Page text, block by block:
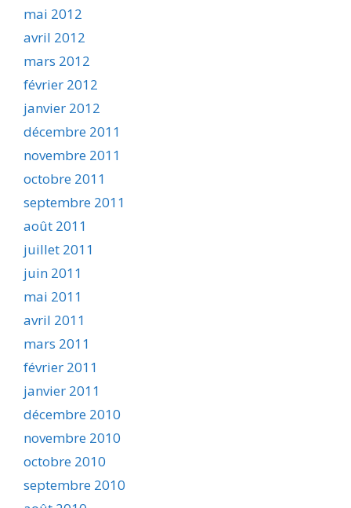
mai 2012
avril 2012
mars 2012
février 2012
janvier 2012
décembre 2011
novembre 2011
octobre 2011
septembre 2011
août 2011
juillet 2011
juin 2011
mai 2011
avril 2011
mars 2011
février 2011
janvier 2011
décembre 2010
novembre 2010
octobre 2010
septembre 2010